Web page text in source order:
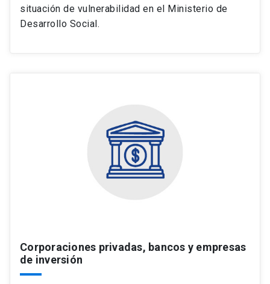
situación de vulnerabilidad en el Ministerio de
Desarrollo Social.
Corporaciones privadas, bancos y empresas
de inversión